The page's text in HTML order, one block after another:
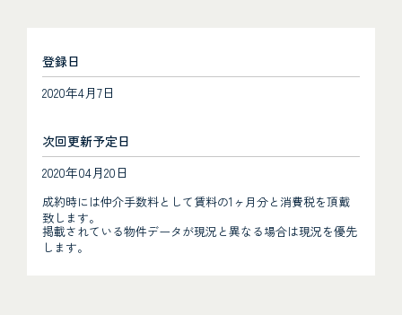
登録日
2020年4月7日
次回更新予定日
2020年04月20日
成約時には仲介手数料として賃料の1ヶ月分と消費税を頂戴
致します。
掲載されている物件データが現況と異なる場合は現況を優先
します。